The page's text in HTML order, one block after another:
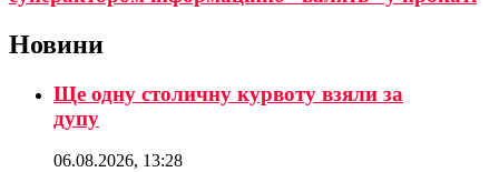
Новини
Ще одну столичну курвоту взяли за
дупу
06.08.2026, 13:28